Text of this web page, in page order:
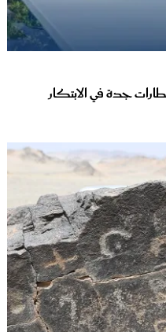
جدة في الابتكار